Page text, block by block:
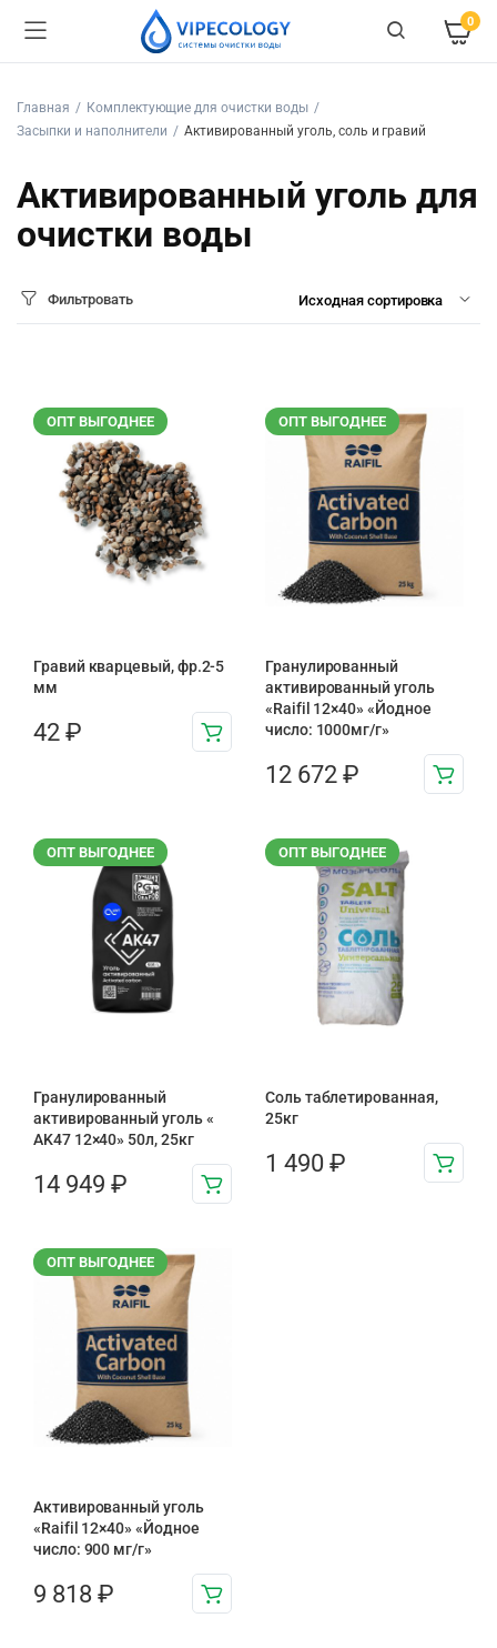
0
Главная
Комплектующие для очистки воды
Засыпки и наполнители
Активированный уголь, соль и гравий
Активированный уголь для
очистки воды
Фильтровать
ОПТ ВЫГОДНЕЕ
Гравий кварцевый, фр.2-5
мм
42 ₽
ОПТ ВЫГОДНЕЕ
Гранулированный
активированный уголь
«Raifil 12×40» «Йодное
число: 1000мг/г»
12 672 ₽
ОПТ ВЫГОДНЕЕ
Гранулированный
активированный уголь «
AK47 12×40» 50л, 25кг
14 949 ₽
ОПТ ВЫГОДНЕЕ
Соль таблетированная,
25кг
1 490 ₽
ОПТ ВЫГОДНЕЕ
Активированный уголь
«Raifil 12×40» «Йодное
число: 900 мг/г»
9 818 ₽